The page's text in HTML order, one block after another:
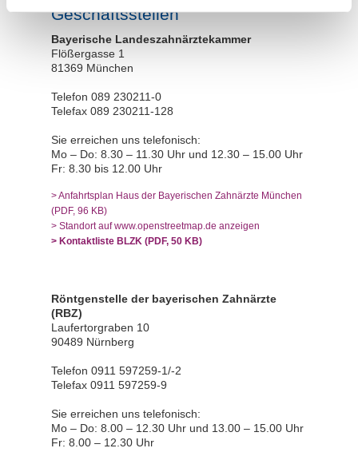
Geschäftsstellen
Bayerische Landeszahnärztekammer
Flößergasse 1
81369 München
Telefon 089 230211-0
Telefax 089 230211-128
Sie erreichen uns telefonisch:
Mo – Do: 8.30 – 11.30 Uhr und 12.30 – 15.00 Uhr
Fr: 8.30 bis 12.00 Uhr
> Anfahrtsplan Haus der Bayerischen Zahnärzte München
(PDF, 96 KB)
> Standort auf www.openstreetmap.de anzeigen
> Kontaktliste BLZK (PDF, 50 KB)
Röntgenstelle der bayerischen Zahnärzte
(RBZ)
Laufertorgraben 10
90489 Nürnberg
Telefon 0911 597259-1/-2
Telefax 0911 597259-9
Sie erreichen uns telefonisch:
Mo – Do: 8.00 – 12.30 Uhr und 13.00 – 15.00 Uhr
Fr: 8.00 – 12.30 Uhr